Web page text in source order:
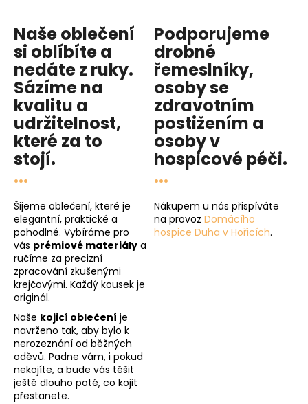
Naše oblečení
si oblíbíte a
nedáte z ruky.
Sázíme na
kvalitu a
udržitelnost,
které za to
stojí.
...
Šijeme oblečení, které je
elegantní, praktické a
pohodlné. Vybíráme pro
vás prémiové materiály a
ručíme za precizní
zpracování zkušenými
krejčovými. Každý kousek je
originál.
Naše kojicí oblečení je
navrženo tak, aby bylo k
nerozeznání od běžných
oděvů. Padne vám, i pokud
nekojíte, a bude vás těšit
ještě dlouho poté, co kojit
přestanete.
Podporujeme
drobné
řemeslníky,
osoby se
zdravotním
postižením a
osoby v
hospicové péči.
...
Nákupem u nás přispíváte
na provoz Domácího
hospice Duha v Hořicích.